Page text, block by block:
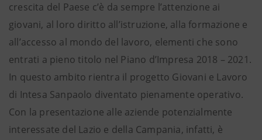
crescita del Paese c’è da sempre l’attenzione ai
giovani, al loro diritto all’istruzione, alla formazione e
all’accesso al mondo del lavoro, elementi che sono
entrati a pieno titolo nel Piano d’Impresa 2018 – 2021.
In questo ambito rientra il progetto Giovani e Lavoro
di Intesa Sanpaolo diventato pienamente operativo.
Con la presentazione alle aziende potenzialmente
interessate del Lazio e della Campania, infatti, è